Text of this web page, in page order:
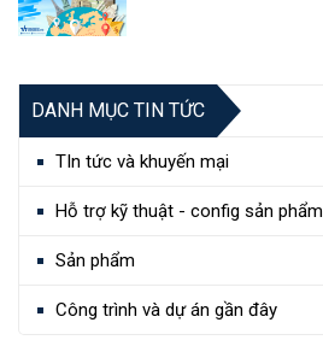
DANH MỤC TIN TỨC
TIn tức và khuyến mại
Hỗ trợ kỹ thuật - config sản phẩm
Sản phẩm
Công trình và dự án gần đây